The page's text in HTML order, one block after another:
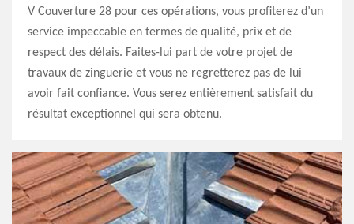
V Couverture 28 pour ces opérations, vous profiterez d’un
service impeccable en termes de qualité, prix et de
respect des délais. Faites-lui part de votre projet de
travaux de zinguerie et vous ne regretterez pas de lui
avoir fait confiance. Vous serez entièrement satisfait du
résultat exceptionnel qui sera obtenu.